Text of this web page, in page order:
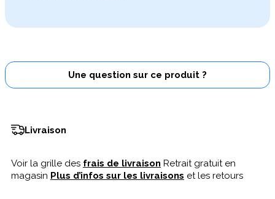
Une question sur ce produit ?
Livraison
Voir la grille des frais de livraison Retrait gratuit en
magasin Plus d’infos sur les livraisons et les retours